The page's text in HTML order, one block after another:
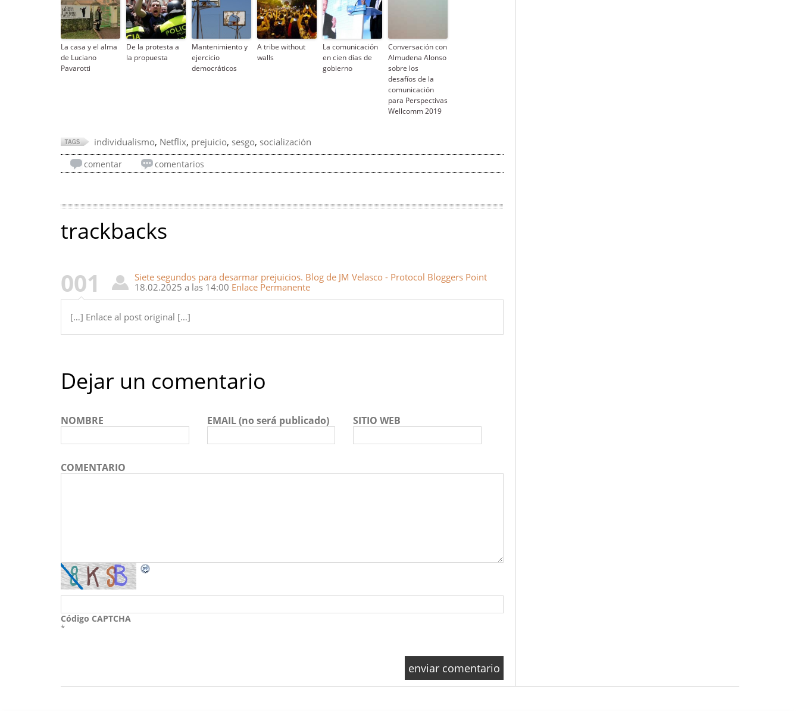
La casa y el alma
de Luciano
Pavarotti
De la protesta a
la propuesta
Mantenimiento y
ejercicio
democráticos
A tribe without
walls
La comunicación
en cien días de
gobierno
Conversación con
Almudena Alonso
sobre los
desafíos de la
comunicación
para Perspectivas
Wellcomm 2019
individualismo, Netflix, prejuicio, sesgo, socialización
comentar comentarios
trackbacks
001
Siete segundos para desarmar prejuicios. Blog de JM Velasco - Protocol Bloggers Point
18.02.2025 a las 14:00 Enlace Permanente
[…] Enlace al post original […]
Dejar un comentario
NOMBRE EMAIL (no será publicado) SITIO WEB
COMENTARIO
Código CAPTCHA
*